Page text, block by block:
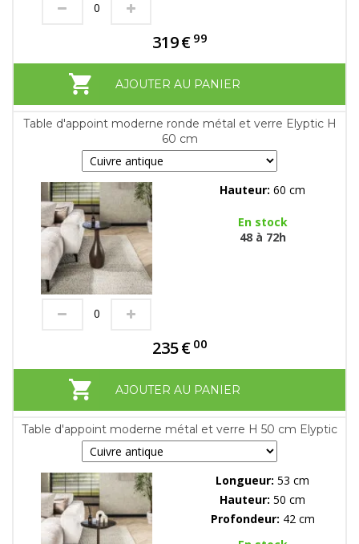
319€ 99
AJOUTER AU PANIER
Table d'appoint moderne ronde métal et verre Elyptic H
60 cm
Hauteur: 60 cm
En stock
48 à 72h
235€ 00
AJOUTER AU PANIER
Table d'appoint moderne métal et verre H 50 cm Elyptic
Longueur: 53 cm
Hauteur: 50 cm
Profondeur: 42 cm